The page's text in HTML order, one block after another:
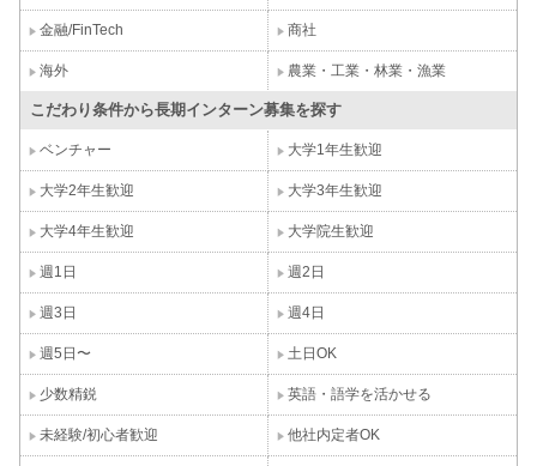
金融/FinTech 商社
海外 農業・工業・林業・漁業
こだわり条件から長期インターン募集を探す
ベンチャー 大学1年生歓迎
大学2年生歓迎 大学3年生歓迎
大学4年生歓迎 大学院生歓迎
週1日 週2日
週3日 週4日
週5日〜 土日OK
少数精鋭 英語・語学を活かせる
未経験/初心者歓迎 他社内定者OK